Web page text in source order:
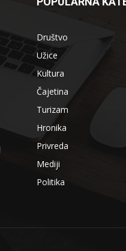
Društvo
Užice
Kultura
Čajetina
Turizam
Hronika
Privreda
Mediji
Politika